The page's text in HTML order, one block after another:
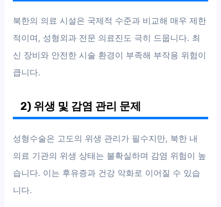
북한의 의료 시설은 국제적 수준과 비교해 매우 제한
적이며, 성형외과 전문 의료진도 극히 드뭅니다. 최
신 장비와 안전한 시술 환경이 부족해 부작용 위험이
큽니다.
2) 위생 및 감염 관리 문제
성형수술은 고도의 위생 관리가 필수지만, 북한 내
의료 기관의 위생 상태는 불확실하며 감염 위험이 높
습니다. 이는 후유증과 건강 악화로 이어질 수 있습
니다.